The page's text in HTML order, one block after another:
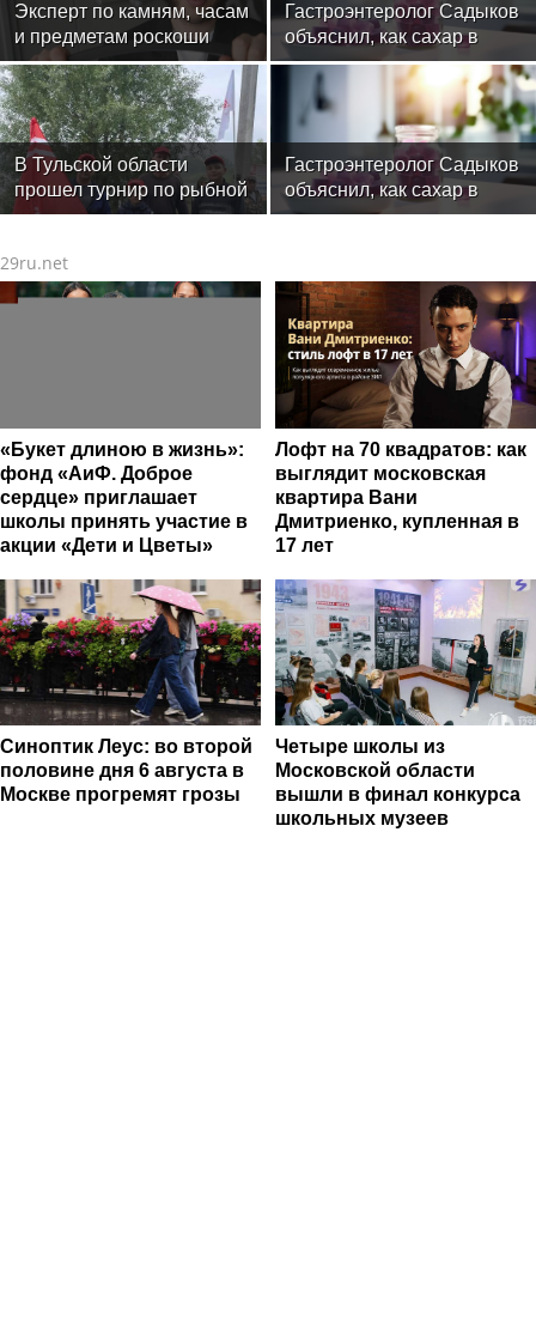
Эксперт по камням, часам
и предметам роскоши
Менди Лифшиц: какие
украшения не любят
солнца моря и бассейн
Гастроэнтеролог Садыков
объяснил, как сахар в
рационе ускоряет
изнашивание тканей
В Тульской области
прошел турнир по рыбной
ловле среди команд
Гастроэнтеролог Садыков
объяснил, как сахар в
рационе ускоряет
29ru.net
«Букет длиною в жизнь»:
фонд «АиФ. Доброе
сердце» приглашает
школы принять участие в
акции «Дети и Цветы»
Лофт на 70 квадратов: как
выглядит московская
квартира Вани
Дмитриенко, купленная в
17 лет
Синоптик Леус: во второй
половине дня 6 августа в
Москве прогремят грозы
Четыре школы из
Московской области
вышли в финал конкурса
школьных музеев